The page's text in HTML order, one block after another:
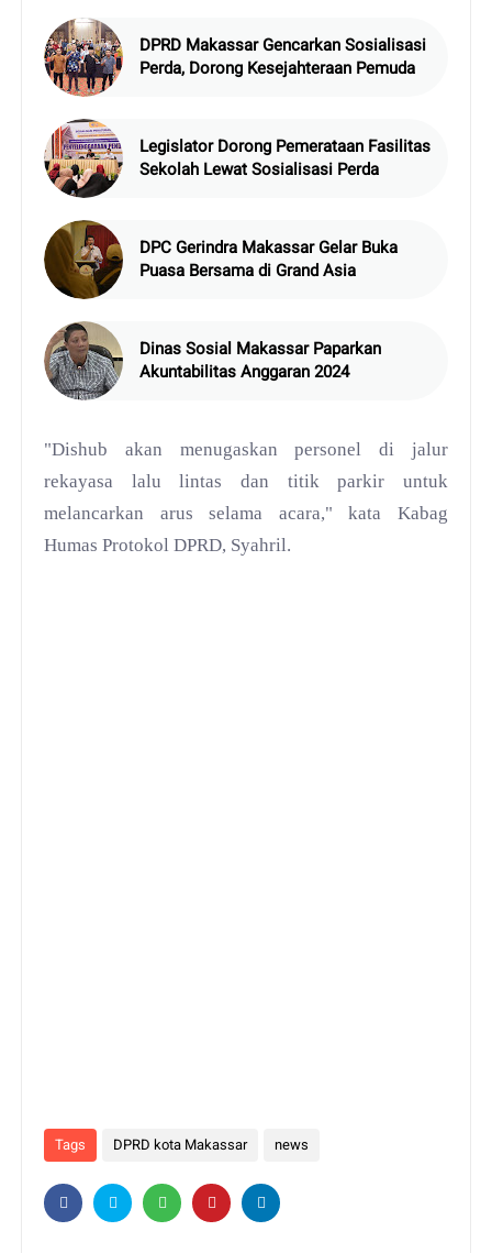
DPRD Makassar Gencarkan Sosialisasi
Perda, Dorong Kesejahteraan Pemuda
Legislator Dorong Pemerataan Fasilitas
Sekolah Lewat Sosialisasi Perda
DPC Gerindra Makassar Gelar Buka
Puasa Bersama di Grand Asia
Dinas Sosial Makassar Paparkan
Akuntabilitas Anggaran 2024
"Dishub akan menugaskan personel di jalur
rekayasa lalu lintas dan titik parkir untuk
melancarkan arus selama acara," kata Kabag
Humas Protokol DPRD, Syahril.
Tags DPRD kota Makassar news